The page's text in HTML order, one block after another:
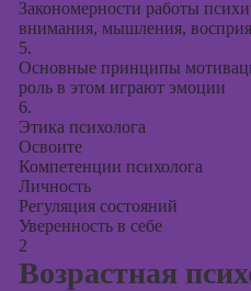
Закономерности работы
внимания, мышления,
5.
Основные принципы
роль в этом играют эмоции
6.
Этика психолога
Освоите
Компетенции психолога
Личность
Регуляция состояний
Уверенность в себе
2
Возрастная